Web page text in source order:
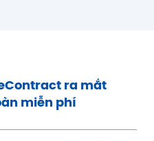
ra mắt
miễn phí